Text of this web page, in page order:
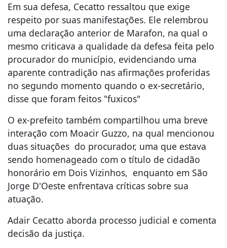
Em sua defesa, Cecatto ressaltou que exige
respeito por suas manifestações. Ele relembrou
uma declaração anterior de Marafon, na qual o
mesmo criticava a qualidade da defesa feita pelo
procurador do município, evidenciando uma
aparente contradição nas afirmações proferidas
no segundo momento quando o ex-secretário,
disse que foram feitos "fuxicos"
O ex-prefeito também compartilhou uma breve
interação com Moacir Guzzo, na qual mencionou
duas situações do procurador, uma que estava
sendo homenageado com o título de cidadão
honorário em Dois Vizinhos, enquanto em São
Jorge D'Oeste enfrentava críticas sobre sua
atuação.
Adair Cecatto aborda processo judicial e comenta
decisão da justiça.